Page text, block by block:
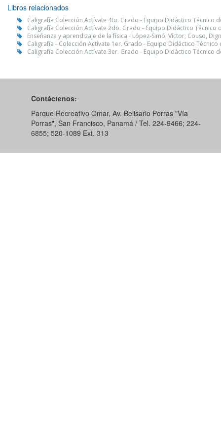
Libros relacionados
Caligrafía Colección Actívate 4to. Grado - Equipo Didáctico Técnico
Caligrafía Colección Actívate 2do. Grado - Equipo Didáctico Técnico
Enseñanza y aprendizaje de la física - López-Simó, Víctor; Couso,
Caligrafía - Colección Actívate 1er. Grado - Equipo Didáctico Técnico
Caligrafía Colección Actívate 3er. Grado - Equipo Didáctico Técnico
Contáctenos:
Parque Recreativo Omar, Av. Belisario Porras "Vía
Porras", San Francisco, Panamá / Tel. 224-9466; 224-
6855; 520-1089​ Ext. 313